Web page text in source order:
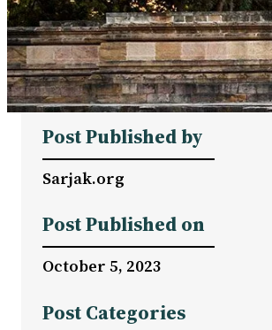
Post Published by
Sarjak.org
Post Published on
October 5, 2023
Post Categories